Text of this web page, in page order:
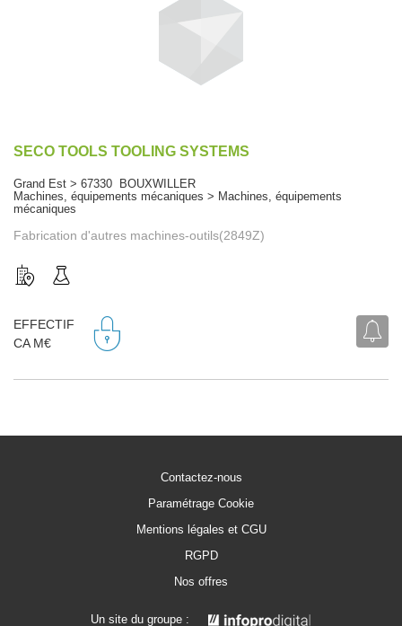
SECO TOOLS TOOLING SYSTEMS
Grand Est > 67330 BOUXWILLER
Machines, équipements mécaniques > Machines, équipements
mécaniques
Fabrication d'autres machines-outils(2849Z)
EFFECTIF
CA M€
Contactez-nous
Paramétrage Cookie
Mentions légales et CGU
RGPD
Nos offres
Un site du groupe :